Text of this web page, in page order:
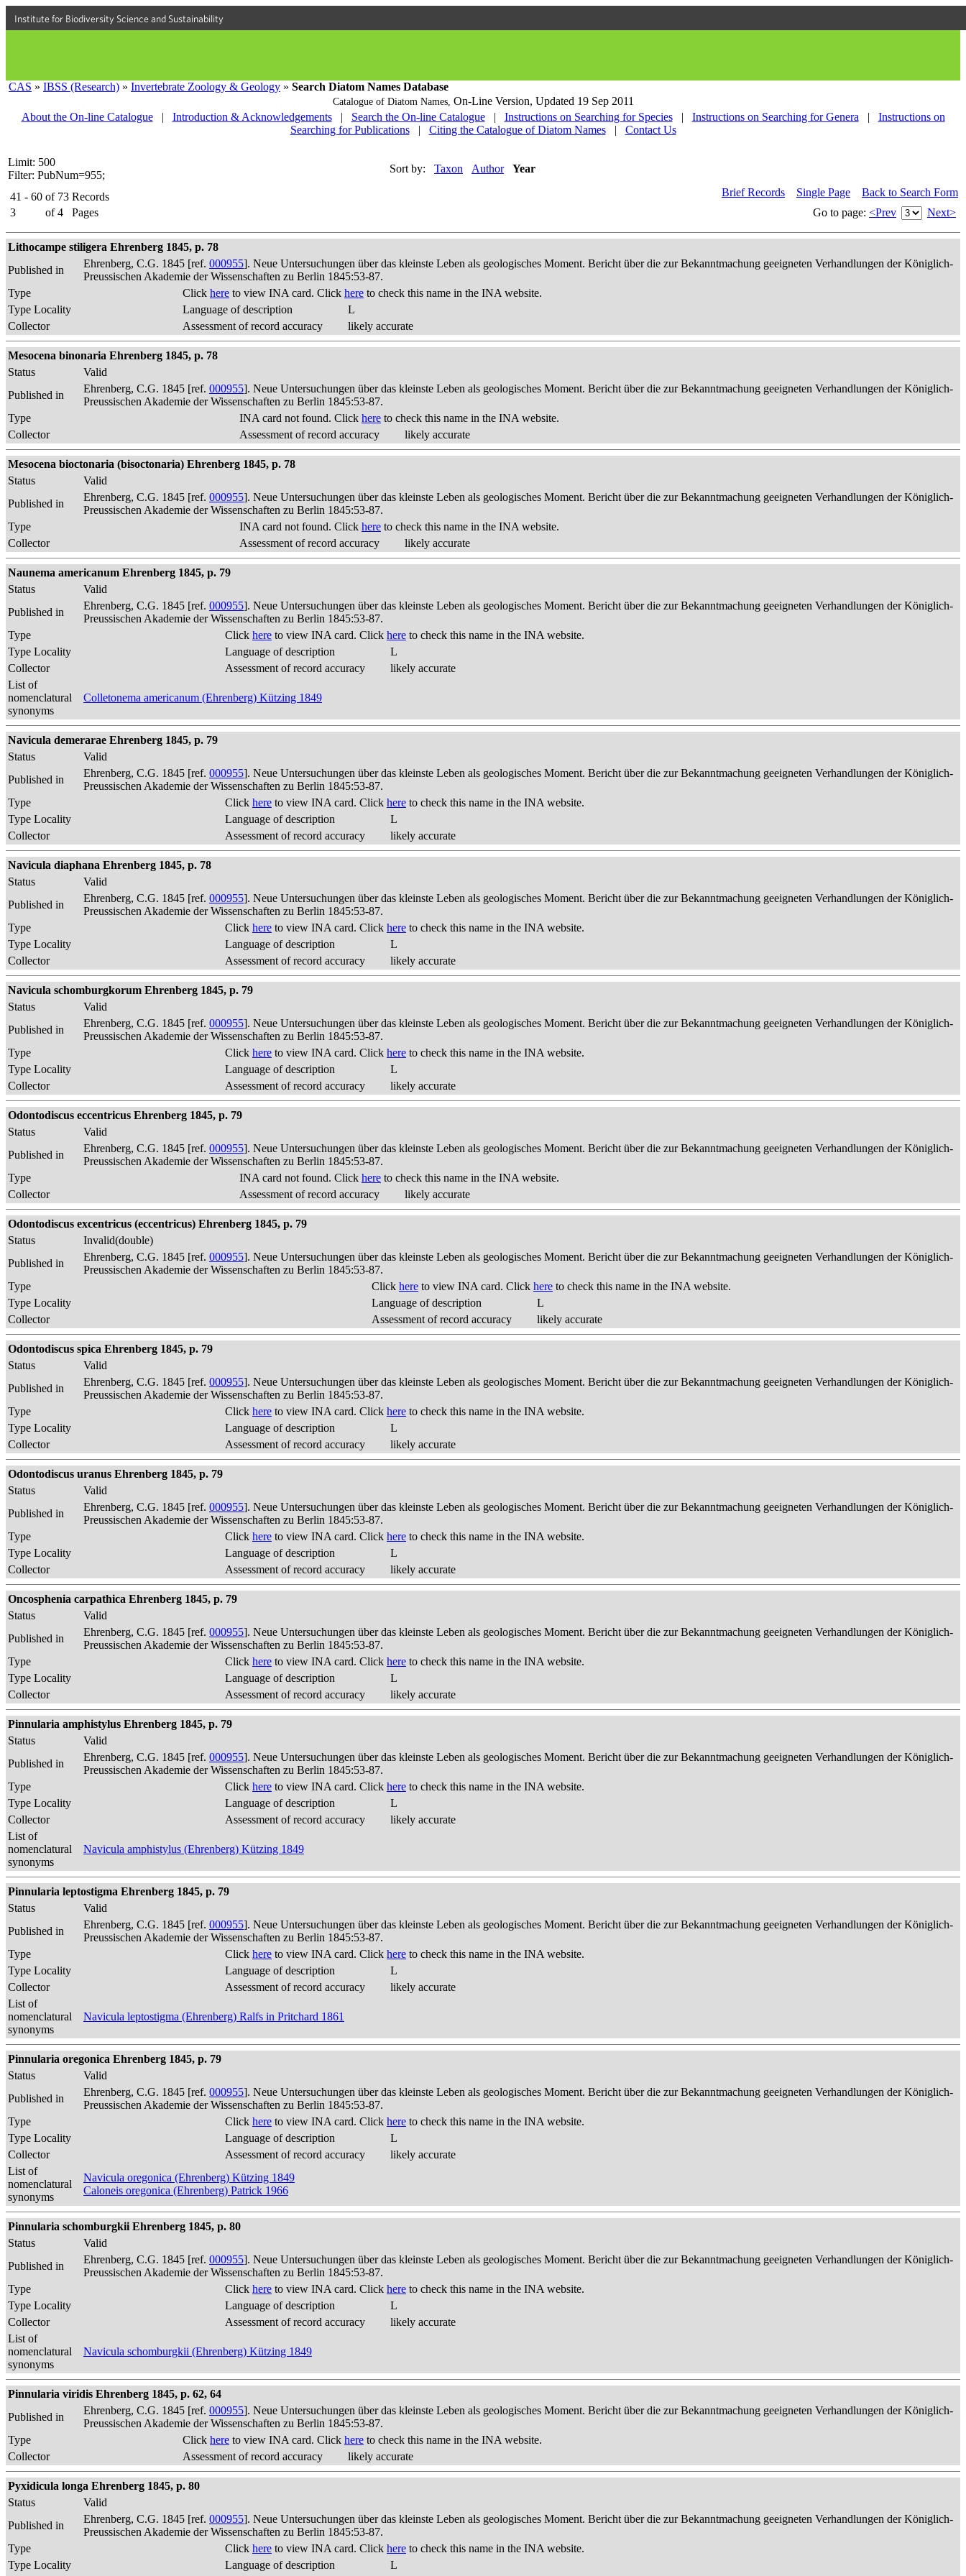
Institute for Biodiversity Science and Sustainability
CAS » IBSS (Research) » Invertebrate Zoology & Geology » Search Diatom Names Database
Catalogue of Diatom Names, On-Line Version, Updated 19 Sep 2011
About the On-line Catalogue
| Introduction & Acknowledgements | Search the On-line Catalogue | Instructions on Searching for Species | Instructions on Searching for Genera |
Instructions on
Searching for Publications
| Citing the Catalogue of Diatom Names | Contact Us
Limit: 500
Filter: PubNum=955;
Sort by: Taxon Author Year
41 - 60 of 73 Records
3
of 4 Pages
Brief Records Single Page
Back to Search Form
Go to page: <Prev Next>
Lithocampe stiligera Ehrenberg 1845, p. 78
Published in
Ehrenberg, C.G. 1845 [ref. 000955]. Neue Untersuchungen über das kleinste Leben als geologisches Moment. Bericht über die zur Bekanntmachung geeigneten Verhandlungen der Königlich-
Preussischen Akademie der Wissenschaften zu Berlin 1845:53-87.
Type
Click here to view INA card. Click here to check this name in the INA website.
Type Locality
Language of description
L
Collector
Assessment of record accuracy likely accurate
Mesocena binonaria Ehrenberg 1845, p. 78
Status
Valid
Published in
Ehrenberg, C.G. 1845 [ref. 000955]. Neue Untersuchungen über das kleinste Leben als geologisches Moment. Bericht über die zur Bekanntmachung geeigneten Verhandlungen der Königlich-
Preussischen Akademie der Wissenschaften zu Berlin 1845:53-87.
Type
INA card not found. Click here to check this name in the INA website.
Collector
Assessment of record accuracy likely accurate
Mesocena bioctonaria (bisoctonaria) Ehrenberg 1845, p. 78
Status
Valid
Published in
Ehrenberg, C.G. 1845 [ref. 000955]. Neue Untersuchungen über das kleinste Leben als geologisches Moment. Bericht über die zur Bekanntmachung geeigneten Verhandlungen der Königlich-
Preussischen Akademie der Wissenschaften zu Berlin 1845:53-87.
Type
INA card not found. Click here to check this name in the INA website.
Collector
Assessment of record accuracy likely accurate
Naunema americanum Ehrenberg 1845, p. 79
Status
Valid
Published in
Ehrenberg, C.G. 1845 [ref. 000955]. Neue Untersuchungen über das kleinste Leben als geologisches Moment. Bericht über die zur Bekanntmachung geeigneten Verhandlungen der Königlich-
Preussischen Akademie der Wissenschaften zu Berlin 1845:53-87.
Type
Click here to view INA card. Click here to check this name in the INA website.
Type Locality
Language of description
L
Collector
Assessment of record accuracy
likely accurate
List of
nomenclatural
synonyms
Colletonema americanum (Ehrenberg) Kützing 1849
Navicula demerarae Ehrenberg 1845, p. 79
Status
Valid
Published in
Ehrenberg, C.G. 1845 [ref. 000955]. Neue Untersuchungen über das kleinste Leben als geologisches Moment. Bericht über die zur Bekanntmachung geeigneten Verhandlungen der Königlich-
Preussischen Akademie der Wissenschaften zu Berlin 1845:53-87.
Type
Click here to view INA card. Click here to check this name in the INA website.
Type Locality
Language of description
L
Collector
Assessment of record accuracy likely accurate
Navicula diaphana Ehrenberg 1845, p. 78
Status
Valid
Published in
Ehrenberg, C.G. 1845 [ref. 000955]. Neue Untersuchungen über das kleinste Leben als geologisches Moment. Bericht über die zur Bekanntmachung geeigneten Verhandlungen der Königlich-
Preussischen Akademie der Wissenschaften zu Berlin 1845:53-87.
Type
Click here to view INA card. Click here to check this name in the INA website.
Type Locality
Language of description
L
Collector
Assessment of record accuracy likely accurate
Navicula schomburgkorum Ehrenberg 1845, p. 79
Status
Valid
Published in
Ehrenberg, C.G. 1845 [ref. 000955]. Neue Untersuchungen über das kleinste Leben als geologisches Moment. Bericht über die zur Bekanntmachung geeigneten Verhandlungen der Königlich-
Preussischen Akademie der Wissenschaften zu Berlin 1845:53-87.
Type
Click here to view INA card. Click here to check this name in the INA website.
Type Locality
Language of description
L
Collector
Assessment of record accuracy likely accurate
Odontodiscus eccentricus Ehrenberg 1845, p. 79
Status
Valid
Published in
Ehrenberg, C.G. 1845 [ref. 000955]. Neue Untersuchungen über das kleinste Leben als geologisches Moment. Bericht über die zur Bekanntmachung geeigneten Verhandlungen der Königlich-
Preussischen Akademie der Wissenschaften zu Berlin 1845:53-87.
Type
INA card not found. Click here to check this name in the INA website.
Collector
Assessment of record accuracy likely accurate
Odontodiscus excentricus (eccentricus) Ehrenberg 1845, p. 79
Status
Invalid(double)
Published in
Ehrenberg, C.G. 1845 [ref. 000955]. Neue Untersuchungen über das kleinste Leben als geologisches Moment. Bericht über die zur Bekanntmachung geeigneten Verhandlungen der Königlich-
Preussischen Akademie der Wissenschaften zu Berlin 1845:53-87.
Type
Click here to view INA card. Click here to check this name in the INA website.
Type Locality
Language of description
L
Collector
Assessment of record accuracy likely accurate
Odontodiscus spica Ehrenberg 1845, p. 79
Status
Valid
Published in
Ehrenberg, C.G. 1845 [ref. 000955]. Neue Untersuchungen über das kleinste Leben als geologisches Moment. Bericht über die zur Bekanntmachung geeigneten Verhandlungen der Königlich-
Preussischen Akademie der Wissenschaften zu Berlin 1845:53-87.
Type
Click here to view INA card. Click here to check this name in the INA website.
Type Locality
Language of description
L
Collector
Assessment of record accuracy likely accurate
Odontodiscus uranus Ehrenberg 1845, p. 79
Status
Valid
Published in
Ehrenberg, C.G. 1845 [ref. 000955]. Neue Untersuchungen über das kleinste Leben als geologisches Moment. Bericht über die zur Bekanntmachung geeigneten Verhandlungen der Königlich-
Preussischen Akademie der Wissenschaften zu Berlin 1845:53-87.
Type
Click here to view INA card. Click here to check this name in the INA website.
Type Locality
Language of description
L
Collector
Assessment of record accuracy likely accurate
Oncosphenia carpathica Ehrenberg 1845, p. 79
Status
Valid
Published in
Ehrenberg, C.G. 1845 [ref. 000955]. Neue Untersuchungen über das kleinste Leben als geologisches Moment. Bericht über die zur Bekanntmachung geeigneten Verhandlungen der Königlich-
Preussischen Akademie der Wissenschaften zu Berlin 1845:53-87.
Type
Click here to view INA card. Click here to check this name in the INA website.
Type Locality
Language of description
L
Collector
Assessment of record accuracy likely accurate
Pinnularia amphistylus Ehrenberg 1845, p. 79
Status
Valid
Published in
Ehrenberg, C.G. 1845 [ref. 000955]. Neue Untersuchungen über das kleinste Leben als geologisches Moment. Bericht über die zur Bekanntmachung geeigneten Verhandlungen der Königlich-
Preussischen Akademie der Wissenschaften zu Berlin 1845:53-87.
Type
Click here to view INA card. Click here to check this name in the INA website.
Type Locality
Language of description
L
Collector
Assessment of record accuracy
likely accurate
List of
nomenclatural
synonyms
Navicula amphistylus (Ehrenberg) Kützing 1849
Pinnularia leptostigma Ehrenberg 1845, p. 79
Status
Valid
Published in
Ehrenberg, C.G. 1845 [ref. 000955]. Neue Untersuchungen über das kleinste Leben als geologisches Moment. Bericht über die zur Bekanntmachung geeigneten Verhandlungen der Königlich-
Preussischen Akademie der Wissenschaften zu Berlin 1845:53-87.
Type
Click here to view INA card. Click here to check this name in the INA website.
Type Locality
Language of description
L
Collector
Assessment of record accuracy
likely accurate
List of
nomenclatural
synonyms
Navicula leptostigma (Ehrenberg) Ralfs in Pritchard 1861
Pinnularia oregonica Ehrenberg 1845, p. 79
Status
Valid
Published in
Ehrenberg, C.G. 1845 [ref. 000955]. Neue Untersuchungen über das kleinste Leben als geologisches Moment. Bericht über die zur Bekanntmachung geeigneten Verhandlungen der Königlich-
Preussischen Akademie der Wissenschaften zu Berlin 1845:53-87.
Type
Click here to view INA card. Click here to check this name in the INA website.
Type Locality
Language of description
L
Collector
Assessment of record accuracy
likely accurate
List of
nomenclatural
synonyms
Navicula oregonica (Ehrenberg) Kützing 1849
Caloneis oregonica (Ehrenberg) Patrick 1966
Pinnularia schomburgkii Ehrenberg 1845, p. 80
Status
Valid
Published in
Ehrenberg, C.G. 1845 [ref. 000955]. Neue Untersuchungen über das kleinste Leben als geologisches Moment. Bericht über die zur Bekanntmachung geeigneten Verhandlungen der Königlich-
Preussischen Akademie der Wissenschaften zu Berlin 1845:53-87.
Type
Click here to view INA card. Click here to check this name in the INA website.
Type Locality
Language of description
L
Collector
Assessment of record accuracy
likely accurate
List of
nomenclatural
synonyms
Navicula schomburgkii (Ehrenberg) Kützing 1849
Pinnularia viridis Ehrenberg 1845, p. 62, 64
Published in
Ehrenberg, C.G. 1845 [ref. 000955]. Neue Untersuchungen über das kleinste Leben als geologisches Moment. Bericht über die zur Bekanntmachung geeigneten Verhandlungen der Königlich-
Preussischen Akademie der Wissenschaften zu Berlin 1845:53-87.
Type
Click here to view INA card. Click here to check this name in the INA website.
Collector
Assessment of record accuracy likely accurate
Pyxidicula longa Ehrenberg 1845, p. 80
Status
Valid
Published in
Ehrenberg, C.G. 1845 [ref. 000955]. Neue Untersuchungen über das kleinste Leben als geologisches Moment. Bericht über die zur Bekanntmachung geeigneten Verhandlungen der Königlich-
Preussischen Akademie der Wissenschaften zu Berlin 1845:53-87.
Type
Click here to view INA card. Click here to check this name in the INA website.
Type Locality
Language of description
L